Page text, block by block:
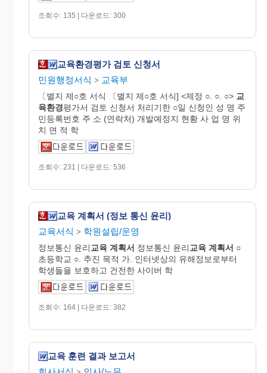
조회수: 135 | 다운로드: 300
교육환경평가 검토 신청서
민원행정서식 > 교육부
〔별지 제○호 서식 〔별지 제○호 서식] <제정 ○. ○. ○> 교
육환경평가서 검토 신청서 처리기한 ○일 신청인 성 명 주
민등록번호 주 소 (연락처) 개발예정지 현황 사 업 명 위
치 면 적 학
조회수: 231 | 다운로드: 536
교육 계획서 (정보 통신 윤리)
교육서식 > 학원설립/운영
정보통신 윤리 교육 계획서 정보통신 윤리 교육 계획서 ○
초등학교 ○. 추진 목적 가. 인터넷상의 유해정보로부터
학생들을 보호하고 건전한 사이버 학
조회수: 164 | 다운로드: 382
교육 훈련 결과 보고서